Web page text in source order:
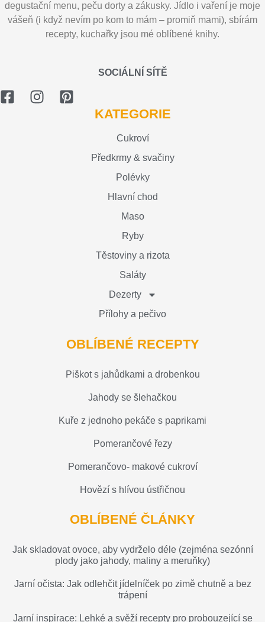
degustační menu, peču dorty a zákusky. Jídlo i vaření je moje
vášeň (i když nevím po kom to mám – promiň mami), sbírám
recepty, kuchařky jsou mé oblíbené knihy.
SOCIÁLNÍ SÍTĚ
KATEGORIE
Cukroví
Předkrmy & svačiny
Polévky
Hlavní chod
Maso
Ryby
Těstoviny a rizota
Saláty
Dezerty
Přílohy a pečivo
OBLÍBENÉ RECEPTY
Piškot s jahůdkami a drobenkou
Jahody se šlehačkou
Kuře z jednoho pekáče s paprikami
Pomerančové řezy
Pomerančovo- makové cukroví
Hovězí s hlívou ústřičnou
OBLÍBENÉ ČLÁNKY
Jak skladovat ovoce, aby vydrželo déle (zejména sezónní
plody jako jahody, maliny a meruňky)
Jarní očista: Jak odlehčit jídelníček po zimě chutně a bez
trápení
Jarní inspirace: Lehké a svěží recepty pro probouzející se